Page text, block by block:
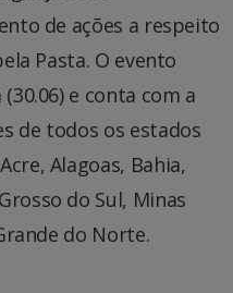
de ações a respeito
Pasta. O evento
e conta com a
de todos os estados
Alagoas, Bahia,
do Sul, Minas
do Norte.